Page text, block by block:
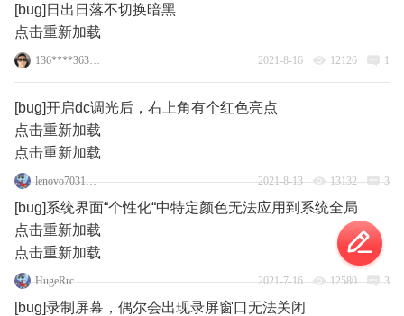
[bug]日出日落不切换暗黑
点击重新加载
136****3638_2_1 2021-8-16 12126 1
[bug]开启dc调光后，右上角有个红色亮点
点击重新加载
点击重新加载
lenovo70315365 2021-8-13 13132 3
[bug]系统界面“个性化“中特定颜色无法应用到系统全局
点击重新加载
点击重新加载
HugeRrc 2021-7-16 12580 3
[bug]录制屏幕，偶尔会出现录屏窗口无法关闭